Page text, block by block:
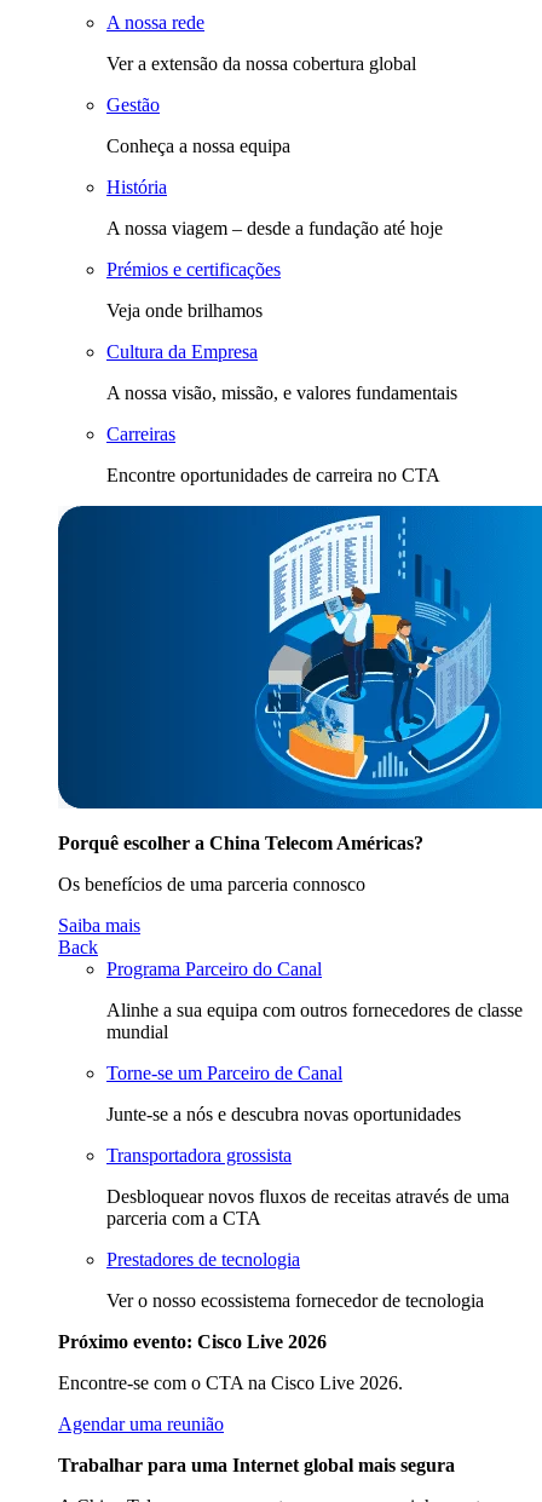
A nossa rede
Ver a extensão da nossa cobertura global
Gestão
Conheça a nossa equipa
História
A nossa viagem – desde a fundação até hoje
Prémios e certificações
Veja onde brilhamos
Cultura da Empresa
A nossa visão, missão, e valores fundamentais
Carreiras
Encontre oportunidades de carreira no CTA
Porquê escolher a China Telecom Américas?
Os benefícios de uma parceria connosco
Saiba mais
Back
Programa Parceiro do Canal
Alinhe a sua equipa com outros fornecedores de classe
mundial
Torne-se um Parceiro de Canal
Junte-se a nós e descubra novas oportunidades
Transportadora grossista
Desbloquear novos fluxos de receitas através de uma
parceria com a CTA
Prestadores de tecnologia
Ver o nosso ecossistema fornecedor de tecnologia
Próximo evento: Cisco Live 2026
Encontre-se com o CTA na Cisco Live 2026.
Agendar uma reunião
Trabalhar para uma Internet global mais segura